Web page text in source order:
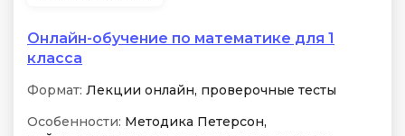
Онлайн-обучение по математике для 1
класса
Формат: Лекции онлайн, проверочные тесты
Особенности: Методика Петерсон,